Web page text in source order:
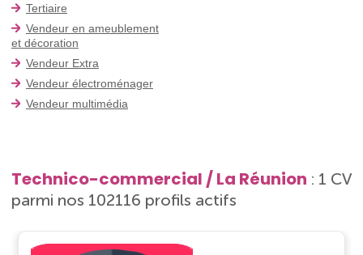
Tertiaire
Vendeur en ameublement
et décoration
Vendeur Extra
Vendeur électroménager
Vendeur multimédia
Technico-commercial / La Réunion : 1 CV
parmi nos 102116 profils actifs